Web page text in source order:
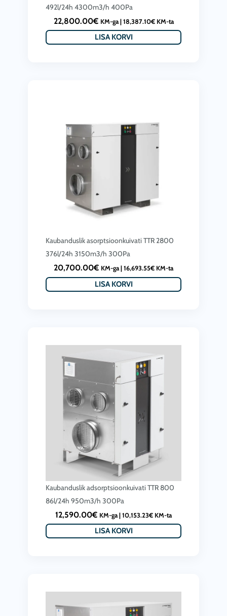
492l/24h 4300m3/h 400Pa
22,800.00€ KM-ga | 18,387.10€KM-ta
LISA KORVI
Kaubanduslik asorptsioonkuivati ​​TTR 2800
376l/24h 3150m3/h 300Pa
20,700.00€ KM-ga | 16,693.55€ KM-ta
LISA KORVI
Kaubanduslik adsorptsioonkuivati ​​TTR 800
86l/24h 950m3/h 300Pa
12,590.00€ KM-ga | 10,153.23€ KM-ta
LISA KORVI